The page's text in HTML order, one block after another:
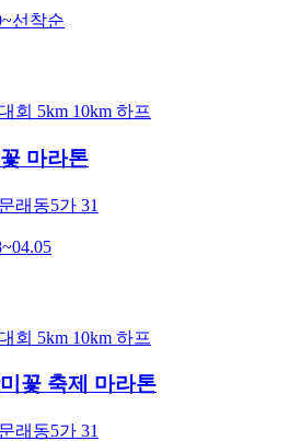
선착순
회 5km 10km 하프
마라톤
래동5가 31
회 5km 10km 하프
꽃 축제 마라톤
래동5가 31